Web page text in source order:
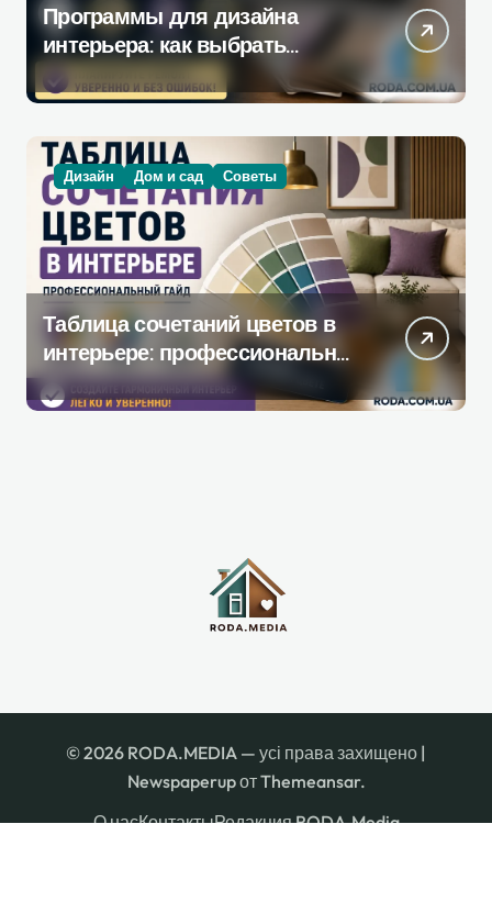
Программы для дизайна
интерьера: как выбрать
инструмент, который
действительно поможет при
ремонте
Дизайн Дом и сад Советы
Таблица сочетаний цветов в
интерьере: профессиональное
руководство по созданию
гармоничной палитры
© 2026 RODA.MEDIA — усі права захищено |
NewspaperupотThemeansar.
О насКонтактыРедакция RODA.Media